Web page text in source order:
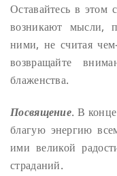
Оставайтесь в этом
возникают мысли,
ними, не считая
возвращайте
блаженства.
Посвящение. В
благую энергию
ими великой
страданий.